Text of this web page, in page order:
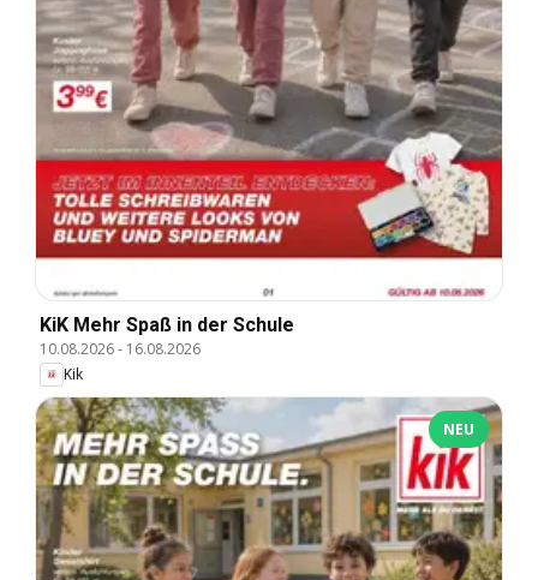
KiK Mehr Spaß in der Schule
10.08.2026- 16.08.2026
Kik
NEU